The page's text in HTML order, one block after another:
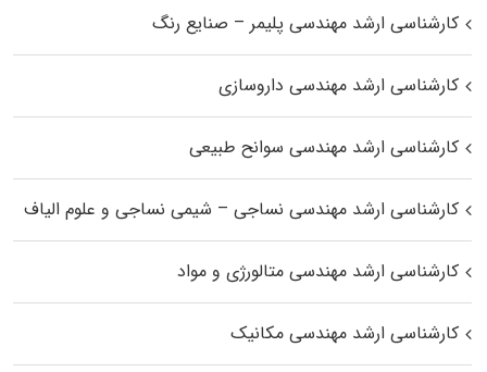
کارشناسی ارشد مهندسی پلیمر – صنایع رنگ
کارشناسی ارشد مهندسی داروسازی
کارشناسی ارشد مهندسی سوانح طبیعی
کارشناسی ارشد مهندسی نساجی – شیمی نساجی و علوم الیاف
کارشناسی ارشد مهندسی متالورژی و مواد
کارشناسی ارشد مهندسی مکانیک